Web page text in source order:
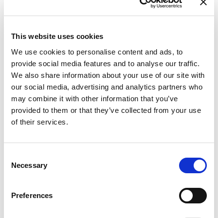
This website uses cookies
We use cookies to personalise content and ads, to
provide social media features and to analyse our traffic.
We also share information about your use of our site with
our social media, advertising and analytics partners who
may combine it with other information that you’ve
provided to them or that they’ve collected from your use
of their services.
Selection
Necessary
Preferences